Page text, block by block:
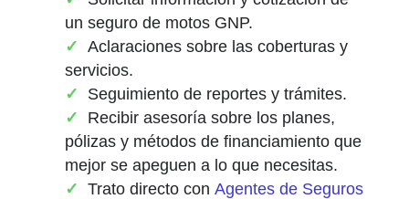
un seguro de motos GNP.
Aclaraciones sobre las coberturas y
servicios.
Seguimiento de reportes y trámites.
Recibir asesoría sobre los planes,
pólizas y métodos de financiamiento que
mejor se apeguen a lo que necesitas.
Trato directo con Agentes de Seguros